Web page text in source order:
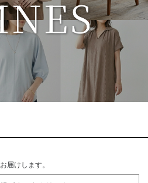
届けします。